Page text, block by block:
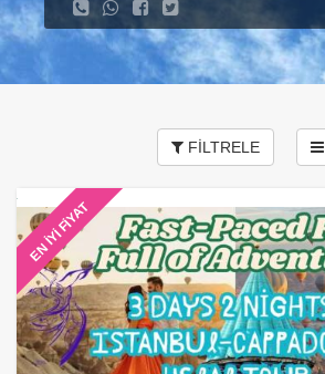
FİLTRELE
EN İYİ FİYAT